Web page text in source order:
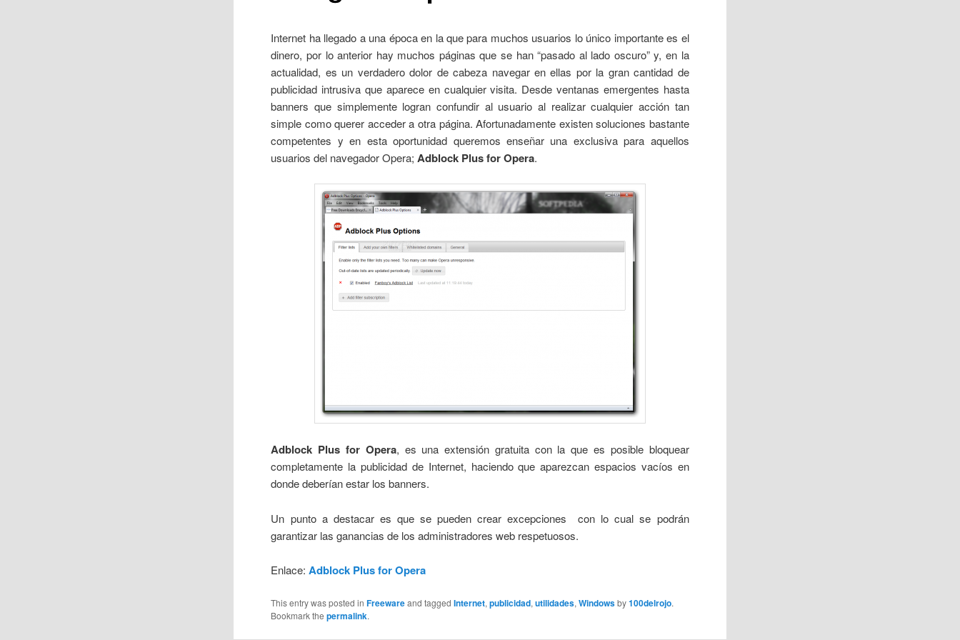
Internet ha llegado a una época en la que para muchos usuarios lo único importante es el
dinero, por lo anterior hay muchos páginas que se han “pasado al lado oscuro” y, en la
actualidad, es un verdadero dolor de cabeza navegar en ellas por la gran cantidad de
publicidad intrusiva que aparece en cualquier visita. Desde ventanas emergentes hasta
banners que simplemente logran confundir al usuario al realizar cualquier acción tan
simple como querer acceder a otra página. Afortunadamente existen soluciones bastante
competentes y en esta oportunidad queremos enseñar una exclusiva para aquellos
usuarios del navegador Opera; Adblock Plus for Opera.
Adblock Plus for Opera, es una extensión gratuita con la que es posible bloquear
completamente la publicidad de Internet, haciendo que aparezcan espacios vacíos en
donde deberían estar los banners.
Un punto a destacar es que se pueden crear excepciones con lo cual se podrán
garantizar las ganancias de los administradores web respetuosos.
Enlace:Adblock Plus for Opera
This entry was posted inFreewareand taggedInternet,publicidad,utilidades,Windowsby100delrojo.
Bookmark thepermalink.